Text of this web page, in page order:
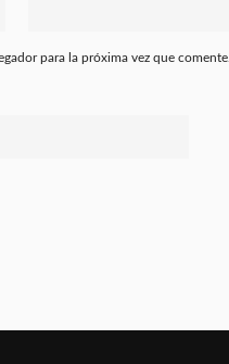
para la próxima vez que comente.